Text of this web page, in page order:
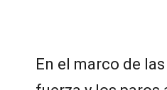
En el marco de